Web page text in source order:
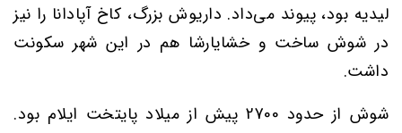
لیدیه بود، پیوند می‌داد. داریوش بزرگ، کاخ آپادانا را نیز
در شوش ساخت و خشایارشا هم در این شهر سکونت
داشت.
شوش از حدود 2700پیش از میلاد پایتخت ایلام بود.